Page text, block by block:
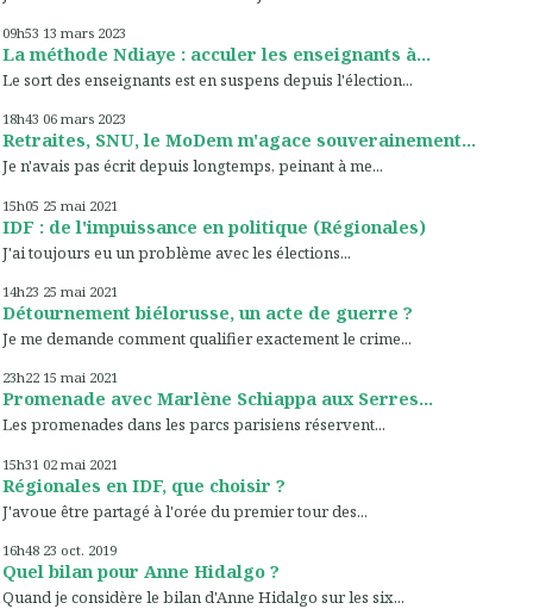
09h53 13 mars 2023
La méthode Ndiaye : acculer les enseignants à...
Le sort des enseignants est en suspens depuis l'élection...
18h43 06 mars 2023
Retraites, SNU, le MoDem m'agace souverainement...
Je n'avais pas écrit depuis longtemps, peinant à me...
15h05 25 mai 2021
IDF : de l'impuissance en politique (Régionales)
J'ai toujours eu un problème avec les élections...
14h23 25 mai 2021
Détournement biélorusse, un acte de guerre ?
Je me demande comment qualifier exactement le crime...
23h22 15 mai 2021
Promenade avec Marlène Schiappa aux Serres...
Les promenades dans les parcs parisiens réservent...
15h31 02 mai 2021
Régionales en IDF, que choisir ?
J'avoue être partagé à l'orée du premier tour des...
16h48 23 oct. 2019
Quel bilan pour Anne Hidalgo ?
Quand je considère le bilan d'Anne Hidalgo sur les six...